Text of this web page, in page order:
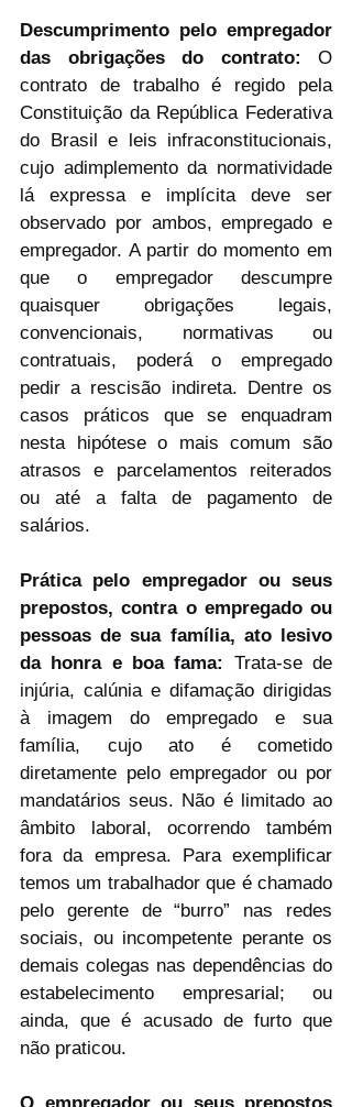
Descumprimento pelo empregador
das obrigações do contrato: O
contrato de trabalho é regido pela
Constituição da República Federativa
do Brasil e leis infraconstitucionais,
cujo adimplemento da normatividade
lá expressa e implícita deve ser
observado por ambos, empregado e
empregador. A partir do momento em
que o empregador descumpre
quaisquer obrigações legais,
convencionais, normativas ou
contratuais, poderá o empregado
pedir a rescisão indireta. Dentre os
casos práticos que se enquadram
nesta hipótese o mais comum são
atrasos e parcelamentos reiterados
ou até a falta de pagamento de
salários.
Prática pelo empregador ou seus
prepostos, contra o empregado ou
pessoas de sua família, ato lesivo
da honra e boa fama: Trata-se de
injúria, calúnia e difamação dirigidas
à imagem do empregado e sua
família, cujo ato é cometido
diretamente pelo empregador ou por
mandatários seus. Não é limitado ao
âmbito laboral, ocorrendo também
fora da empresa. Para exemplificar
temos um trabalhador que é chamado
pelo gerente de “burro” nas redes
sociais, ou incompetente perante os
demais colegas nas dependências do
estabelecimento empresarial; ou
ainda, que é acusado de furto que
não praticou.
O empregador ou seus prepostos